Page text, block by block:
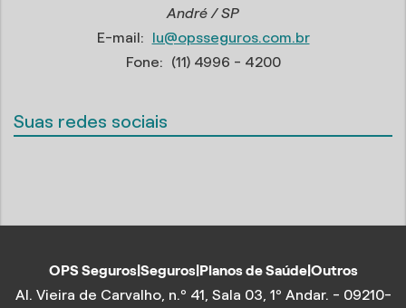
André / SP
E-mail:
lu@opsseguros.com.br
Fone:
(11) 4996 - 4200
Suas redes sociais
OPS Seguros|Seguros|Planos de Saúde|Outros
Al. Vieira de Carvalho, n.º 41, Sala 03, 1º Andar. - 09210-